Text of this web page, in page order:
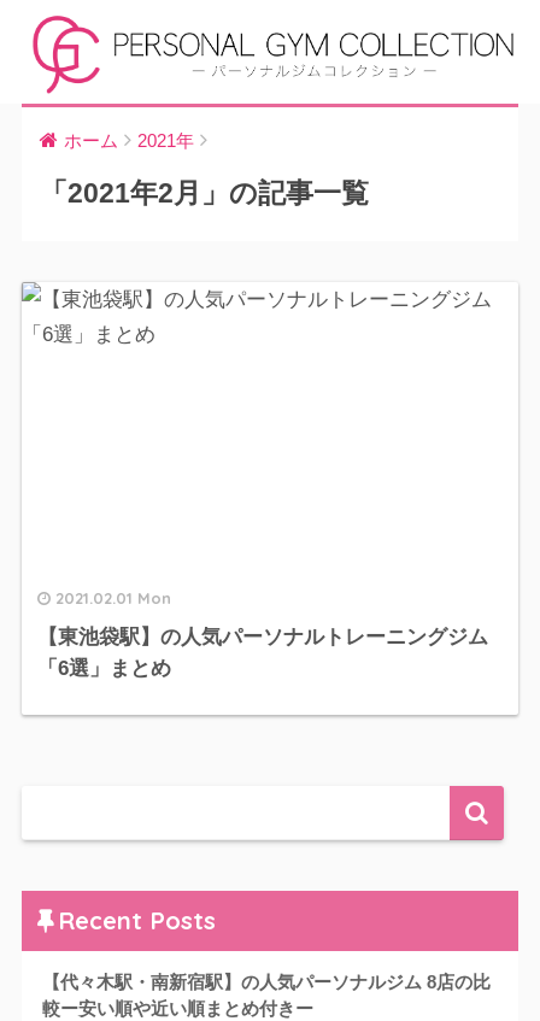
ホーム 2021年
「2021年2月」の記事一覧
2021.02.01 Mon
【東池袋駅】の人気パーソナルトレーニングジム
「6選」まとめ
Recent Posts
【代々木駅・南新宿駅】の人気パーソナルジム 8店の比
較ー安い順や近い順まとめ付きー